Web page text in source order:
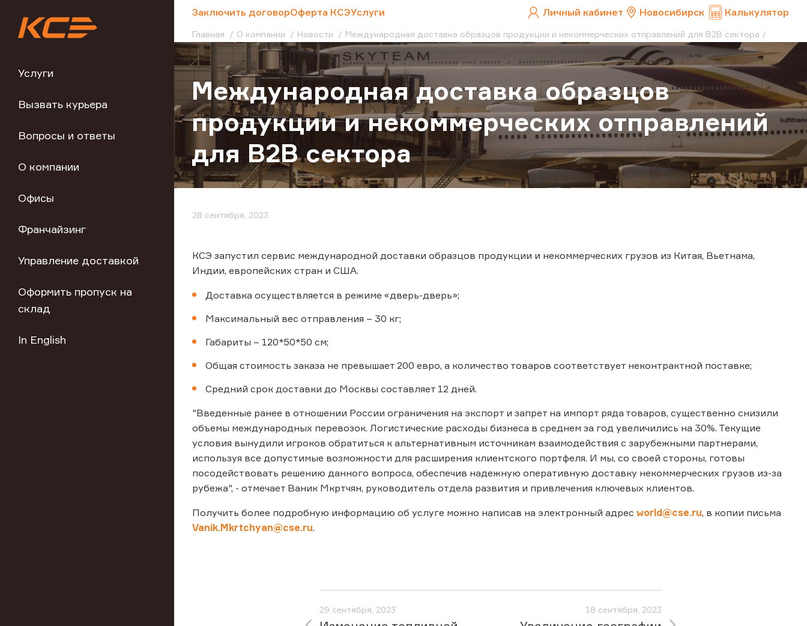
Услуги
Вызвать курьера
Вопросы и ответы
О компании
Офисы
Франчайзинг
Управление доставкой
Оформить пропуск на
склад
In English
Заключить договорОферта КСЭУслуги Личный кабинет Новосибирск Калькулятор
Главная О компании Новости Международная доставка образцов продукции и некоммерческих отправлений для B2B сектора
Международная доставка образцов
продукции и некоммерческих отправлений
для B2B сектора
28 сентября, 2023
КСЭ запустил сервис международной доставки образцов продукции и некоммерческих грузов из Китая, Вьетнама,
Индии, европейских стран и США.
Доставка осуществляется в режиме «дверь-дверь»;
Максимальный вес отправления – 30 кг;
Габариты – 120*50*50 см;
Общая стоимость заказа не превышает 200 евро, а количество товаров соответствует неконтрактной поставке;
Средний срок доставки до Москвы составляет 12 дней.
"Введенные ранее в отношении России ограничения на экспорт и запрет на импорт ряда товаров, существенно снизили
объемы международных перевозок. Логистические расходы бизнеса в среднем за год увеличились на 30%. Текущие
условия вынудили игроков обратиться к альтернативным источникам взаимодействия с зарубежными партнерами,
используя все допустимые возможности для расширения клиентского портфеля. И мы, со своей стороны, готовы
посодействовать решению данного вопроса, обеспечив надежную оперативную доставку некоммерческих грузов из-за
рубежа", - отмечает Ваник Мкртчян, руководитель отдела развития и привлечения ключевых клиентов.
Получить более подробную информацию об услуге можно написав на электронный адрес world@cse.ru, в копии письма
Vanik.Mkrtchyan@cse.ru.
29 сентября, 2023 18 сентября, 2023